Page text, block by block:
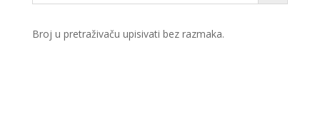
Broj u pretraživaču upisivati bez razmaka.